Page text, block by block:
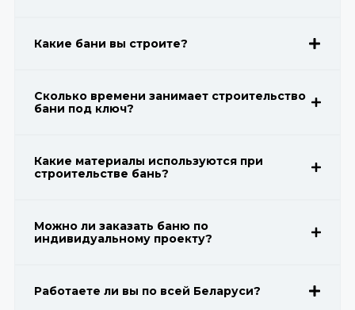
Какие бани вы строите?
Сколько времени занимает строительство
бани под ключ?
Какие материалы используются при
строительстве бань?
Можно ли заказать баню по
индивидуальному проекту?
Работаете ли вы по всей Беларуси?